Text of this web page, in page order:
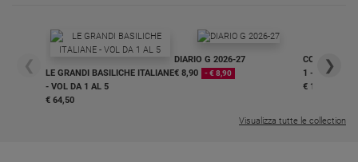
❮
LE GRANDI BASILICHE ITALIANE
- VOL DA 1 AL 5
€ 64,50
DIARIO G 2026-27
€ 8,90
- € 8,90
COLLANA
1 - 2
€ 18,50
❯
Visualizza tutte le collection